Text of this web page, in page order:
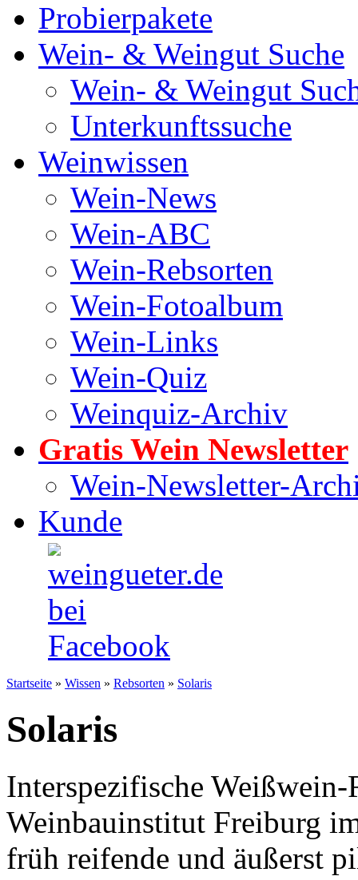
Probierpakete
Wein- & Weingut Suche
Wein- & Weingut
Unterkunftssuche
Weinwissen
Wein-News
Wein-ABC
Wein-Rebsorten
Wein-Fotoalbum
Wein-Links
Wein-Quiz
Weinquiz-Archiv
Gratis Wein Newsletter
Wein-Newsletter-
Kunde
Startseite » Wissen » Rebsorten » Solaris
Solaris
Interspezifische Weißwein-
Weinbauinstitut Freiburg
früh reifende und äußerst